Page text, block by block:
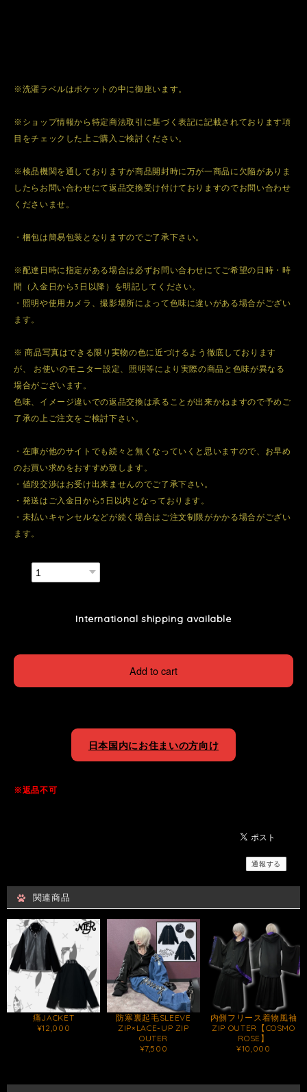
※洗濯ラベルはポケットの中に御座います。
※ショップ情報から特定商法取引に基づく表記に記載されております項
目をチェックした上ご購入ご検討ください。
※検品機関を通しておりますが商品開封時に万が一商品に欠陥がありま
したらお問い合わせにて返品交換受け付けておりますのでお問い合わせ
くださいませ。
・梱包は簡易包装となりますのでご了承下さい。
※配達日時に指定がある場合は必ずお問い合わせにてご希望の日時・時
間（入金日から3日以降）を明記してください。
・照明や使用カメラ、撮影場所によって色味に違いがある場合がござい
ます。
※ 商品写真はできる限り実物の色に近づけるよう徹底しております
が、 お使いのモニター設定、照明等により実際の商品と色味が異なる
場合がございます。
色味、イメージ違いでの返品交換は承ることが出来かねますので予めご
了承の上ご注文をご検討下さい。
・在庫が他のサイトでも続々と無くなっていくと思いますので、お早め
のお買い求めをおすすめ致します。
・値段交渉はお受け出来ませんのでご了承下さい。
・発送はご入金日から5日以内となっております。
・未払いキャンセルなどが続く場合はご注文制限がかかる場合がござい
ます。
International shipping available
Add to cart
日本国内にお住まいの方向け
※返品不可
通報する
関連商品
痛JACKET
¥12,000
防寒裏起毛SLEEVE
ZIP×LACE-UP ZIP
OUTER
¥7,500
内側フリース着物風袖
ZIP OUTER【COSMO
ROSE】
¥10,000